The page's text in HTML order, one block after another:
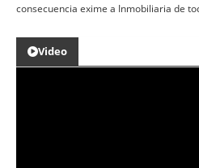
consecuencia exime a Inmobiliaria de
Video